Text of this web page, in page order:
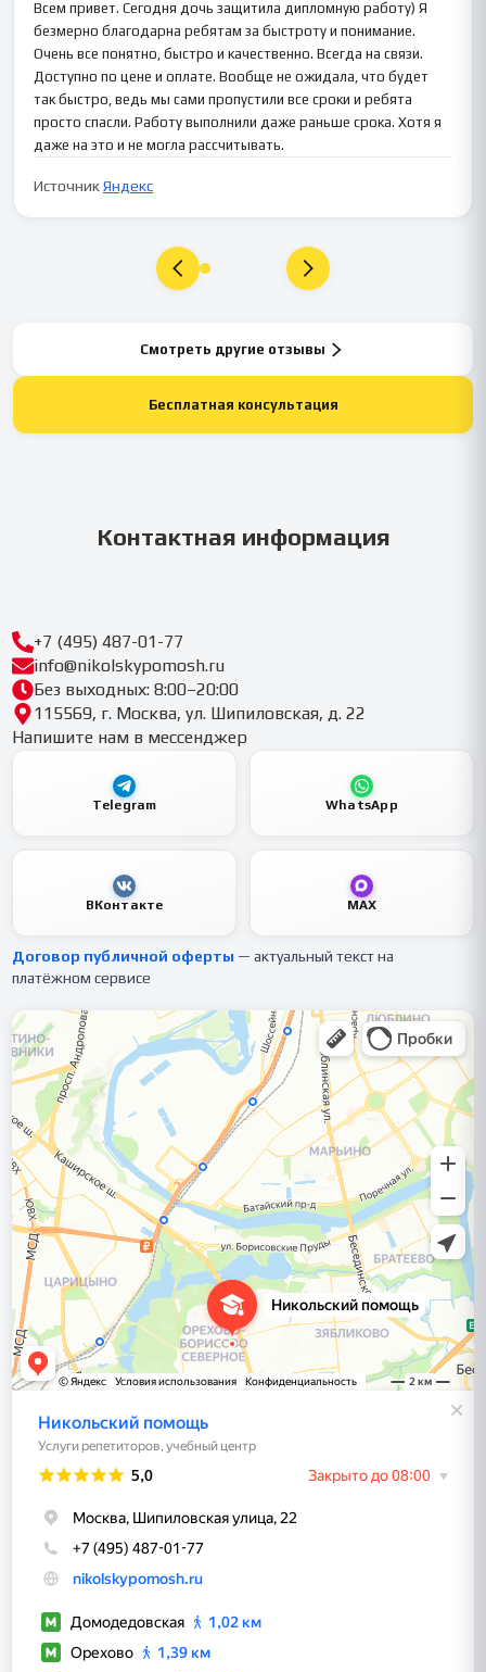
Всем привет. Сегодня дочь защитила дипломную работу) Я
безмерно благодарна ребятам за быстроту и понимание.
Очень все понятно, быстро и качественно. Всегда на связи.
Доступно по цене и оплате. Вообще не ожидала, что будет
так быстро, ведь мы сами пропустили все сроки и ребята
просто спасли. Работу выполнили даже раньше срока. Хотя я
даже на это и не могла рассчитывать.
ИсточникЯндекс
Смотреть другие отзывы
Бесплатная консультация
Контактная информация
+7 (495) 487-01-77
info@nikolskypomosh.ru
Без выходных: 8:00–20:00
115569, г. Москва, ул. Шипиловская, д. 22
Напишите нам в мессенджер
Telegram WhatsApp
ВКонтакте MAX
Договор публичной оферты — актуальный текст на
платёжном сервисе